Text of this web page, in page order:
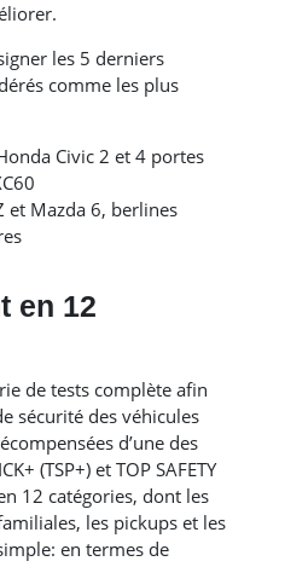
les 5 derniers
comme les plus
Civic 2 et 4 portes
et Mazda 6, berlines
en 12
de tests complète afin
sécurité des véhicules
d’une des
(TSP+) et TOP SAFETY
12 catégories, dont les
les pickups et les
en termes de